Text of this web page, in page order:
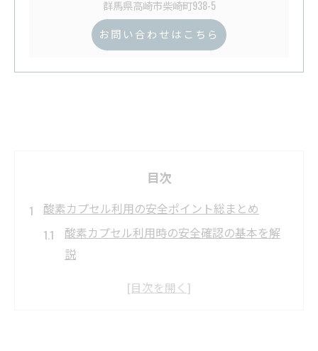
群馬県高崎市柴崎町938-5
お問い合わせはこちら
目次
酸素カプセル利用の安全ポイント総まとめ
酸素カプセル利用時の安全確認の基本を解
説